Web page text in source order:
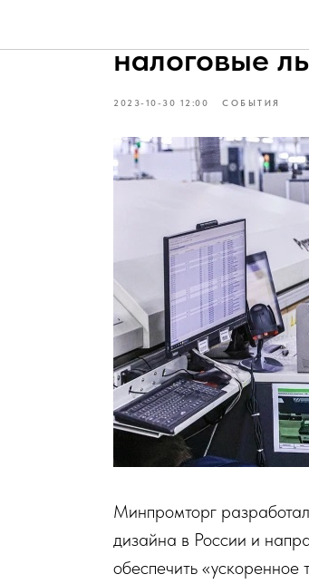
Власти
налоговые
2023-10-30 12:00 СОБЫТИЯ
Минпромторг
дизайна в России и
обеспечить «ускоренное